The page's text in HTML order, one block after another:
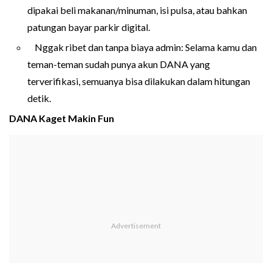
dipakai beli makanan/minuman, isi pulsa, atau bahkan
patungan bayar parkir digital.
Nggak ribet dan tanpa biaya admin: Selama kamu dan
teman-teman sudah punya akun DANA yang
terverifikasi, semuanya bisa dilakukan dalam hitungan
detik.
DANA Kaget Makin Fun